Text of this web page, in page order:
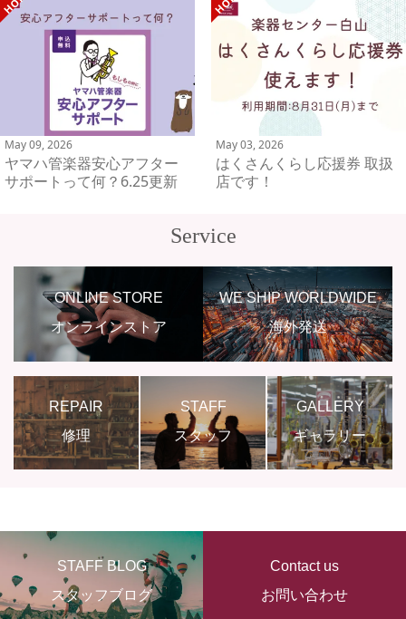
May 09, 2026
ヤマハ管楽器安心アフター
サポートって何？6.25更新
May 03, 2026
はくさんくらし応援券 取扱
店です！
Service
ONLINE STORE
オンラインストア
WE SHIP WORLDWIDE
海外発送
REPAIR
修理
STAFF
スタッフ
GALLERY
ギャラリー
STAFF BLOG
スタッフブログ
Contact us
お問い合わせ